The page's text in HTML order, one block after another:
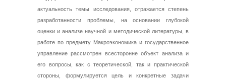
актуальность темы исследования, отражается степень
разработанности проблемы, на основании глубокой
оценки и анализе научной и методической литературы, в
работе по предмету Макроэкономика и государственное
управление рассмотрен всесторонне объект анализа и
его вопросы, как с теоретической, так и практической
стороны, формулируется цель и конкретные задачи